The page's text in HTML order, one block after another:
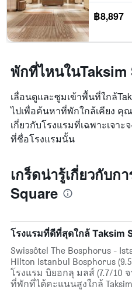
฿8,897
พักที่ไหนในTaksim
เลื่อนดูและซูมเข้าพื้นที่ใกล้
ไปเพื่อค้นหาที่พักใกล้เคียง คุ
เกี่ยวกับโรงแรมที่เฉพาะเจา
ที่ชื่อโรงแรมนั้น
เกร็ดน่ารู้เกี่ยวกับก
Square
โรงแรมที่ดีที่สุดใกล้ Taksim
Swissôtel The Bosphorus -
Hilton Istanbul Bosphorus
โรงแรม บิยอกลุ มลส์ (7.7/10
ที่พักที่ได้คะแนนสูงใกล้